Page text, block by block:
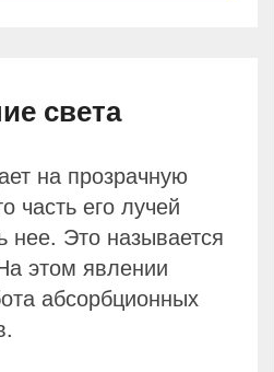
света
на прозрачную
часть его лучей
нее. Это называется
этом явлении
абсорбционных